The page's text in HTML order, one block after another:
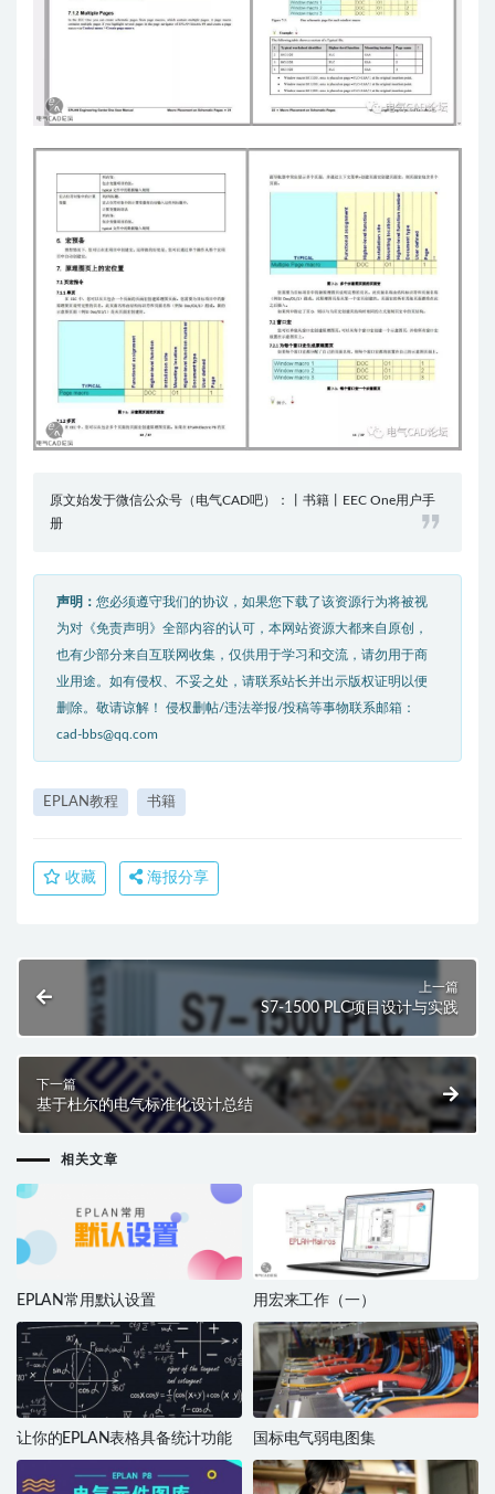
原文始发于微信公众号（电气CAD吧）：丨书籍丨EEC One用户手
册
声明： 您必须遵守我们的协议，如果您下载了该资源行为将被视
为对《免责声明》全部内容的认可，本网站资源大都来自原创，
也有少部分来自互联网收集，仅供用于学习和交流，请勿用于商
业用途。如有侵权、不妥之处，请联系站长并出示版权证明以便
删除。敬请谅解！ 侵权删帖/违法举报/投稿等事物联系邮箱：
cad-bbs@qq.com
EPLAN教程 书籍
收藏 海报分享
上一篇
S7-1500 PLC项目设计与实践
下一篇
基于杜尔的电气标准化设计总结
相关文章
EPLAN常用默认设置 用宏来工作（一）
让你的EPLAN表格具备统计功能 国标电气弱电图集